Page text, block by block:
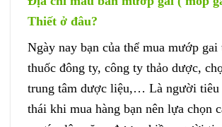
Thiết ở đâu?
Ngày nay bạn của thể mua mướp gai
thuốc đông ty, công ty thảo dược,
trung tâm dược liệu,… Là người tiêu
thái khi mua hàng bạn nên lựa chọn